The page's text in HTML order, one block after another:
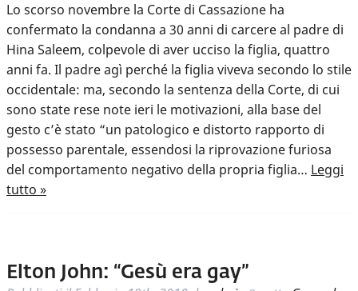
Lo scorso novembre la Corte di Cassazione ha
confermato la condanna a 30 anni di carcere al padre di
Hina Saleem, colpevole di aver ucciso la figlia, quattro
anni fa. Il padre agì perché la figlia viveva secondo lo stile
occidentale: ma, secondo la sentenza della Corte, di cui
sono state rese note ieri le motivazioni, alla base del
gesto c’è stato “un patologico e distorto rapporto di
possesso parentale, essendosi la riprovazione furiosa
del comportamento negativo della propria figlia… Leggi
tutto »
Elton John: “Gesù era gay”